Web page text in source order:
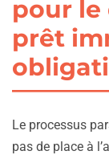
pour le
prêt
Le processus
pas de place à